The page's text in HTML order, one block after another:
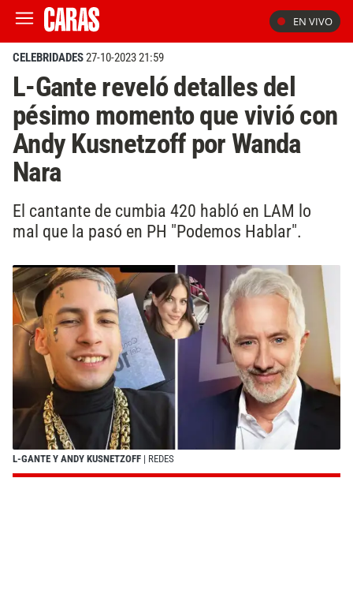
EN VIVO
CELEBRIDADES27-10-2023 21:59
L-Gante reveló detalles del
pésimo momento que vivió con
Andy Kusnetzoff por Wanda
Nara
El cantante de cumbia 420 habló en LAM lo
mal que la pasó en PH "Podemos Hablar".
L-GANTE Y ANDY KUSNETZOFF | REDES